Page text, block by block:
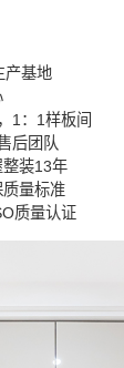
产基地
1：1样板间
后团队
整装13年
质量标准
质量认证